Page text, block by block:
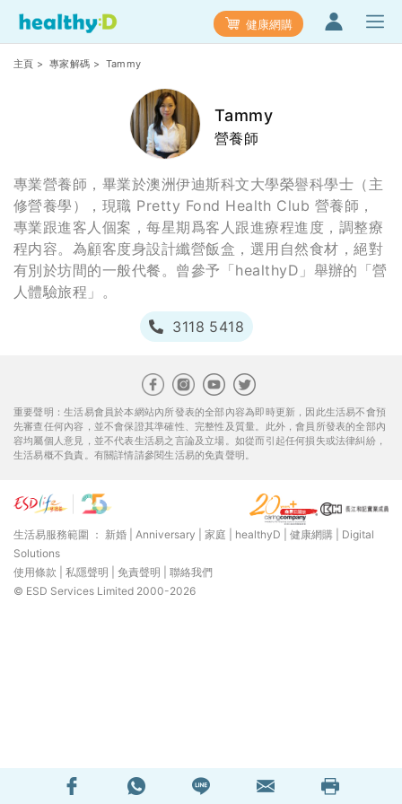
健康網購
主頁 > 專家解碼 > Tammy
Tammy
營養師
專業營養師，畢業於澳洲伊迪斯科文大學榮譽科學士（主
修營養學），現職 Pretty Fond Health Club 營養師，
專業跟進客人個案，每星期爲客人跟進療程進度，調整療
程内容。為顧客度身設計纖營飯盒，選用自然食材，絕對
有別於坊間的一般代餐。曾參予「healthyD」舉辦的「營
人體驗旅程」。
3118 5418
重要聲明：生活易會員於本網站內所發表的全部內容為即時更新，因此生活易不會預
先審查任何內容，並不會保證其準確性、完整性及質量。此外，會員所發表的全部內
容均屬個人意見，並不代表生活易之言論及立場。如從而引起任何損失或法律糾紛，
生活易概不負責。有關詳情請參閱生活易的免責聲明。
生活易服務範圍 ： 新婚 Anniversary 家庭 healthyD 健康網購
Digital
Solutions
使用條款
私隱聲明 免責聲明
聯絡我們
© ESD Services Limited 2000-2026